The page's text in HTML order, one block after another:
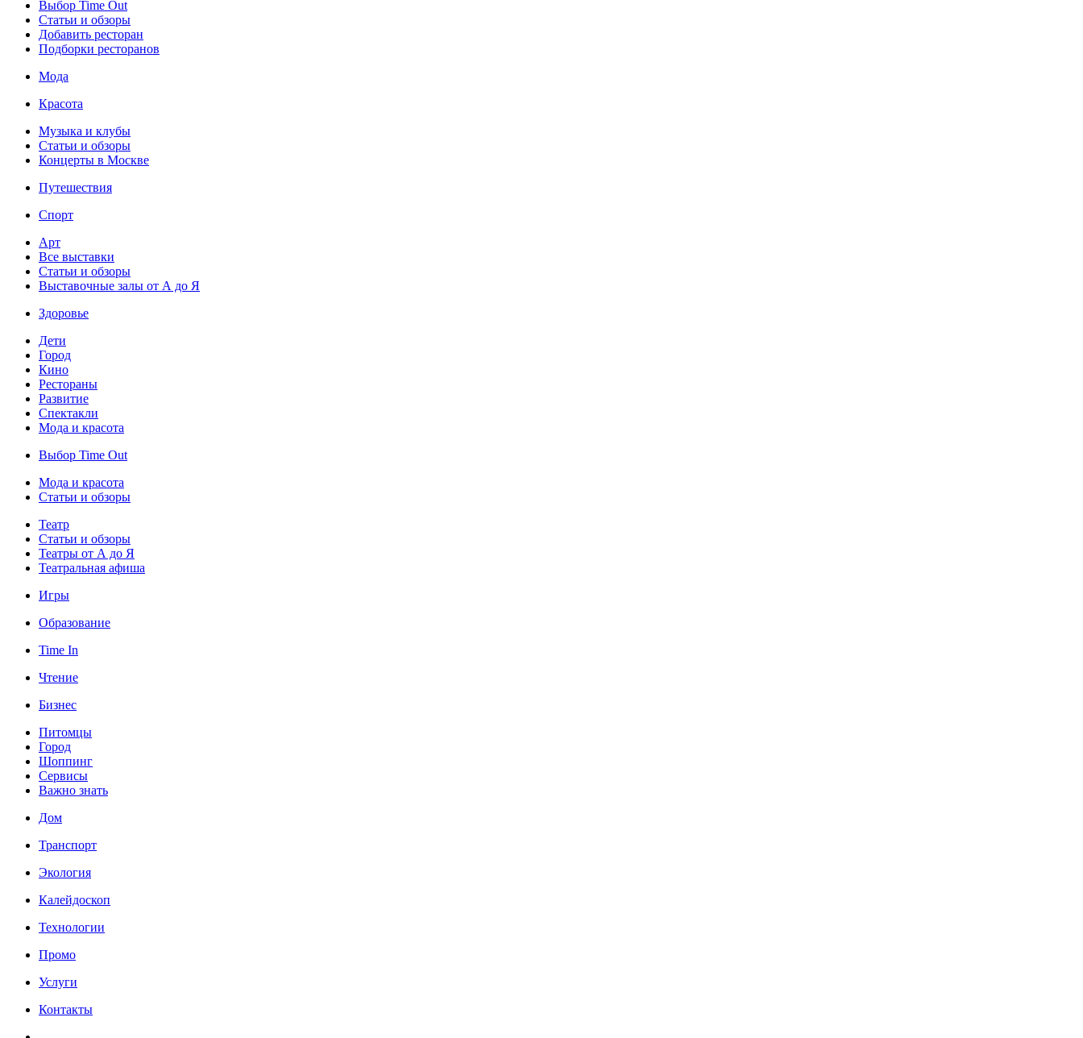
Выбор Time Out
Статьи и обзоры
Добавить ресторан
Подборки ресторанов
Мода
Красота
Музыка и клубы
Статьи и обзоры
Концерты в Москве
Путешествия
Спорт
Арт
Все выставки
Статьи и обзоры
Выставочные залы от А до Я
Здоровье
Дети
Город
Кино
Рестораны
Развитие
Спектакли
Мода и красота
Выбор Time Out
Мода и красота
Статьи и обзоры
Театр
Статьи и обзоры
Театры от А до Я
Театральная афиша
Игры
Образование
Time In
Чтение
Бизнес
Питомцы
Город
Шоппинг
Сервисы
Важно знать
Дом
Транспорт
Экология
Калейдоскоп
Технологии
Промо
Услуги
Контакты